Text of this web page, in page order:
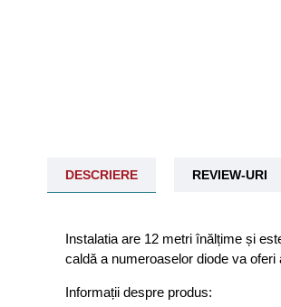
DESCRIERE REVIEW-URI
Instalatia are 12 metri înălțime și
caldă a numeroaselor diode va
Informații despre produs: